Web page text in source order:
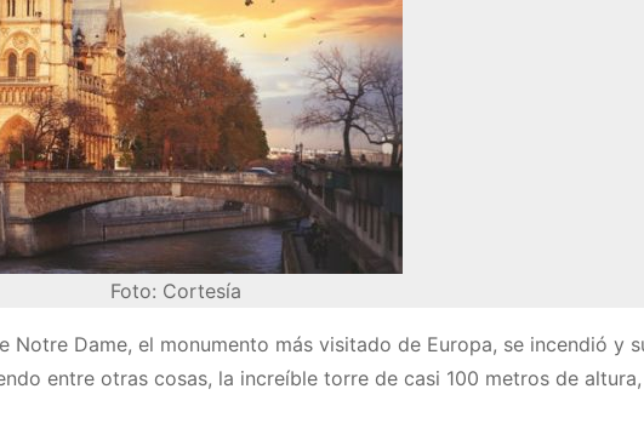
Foto: Cortesía
Notre Dame, el monumento más visitado de Europa, se incendió y
entre otras cosas, la increíble torre de casi 100 metros de altura,